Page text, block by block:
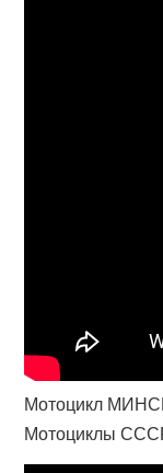
Мотоцикл
Мотоциклы